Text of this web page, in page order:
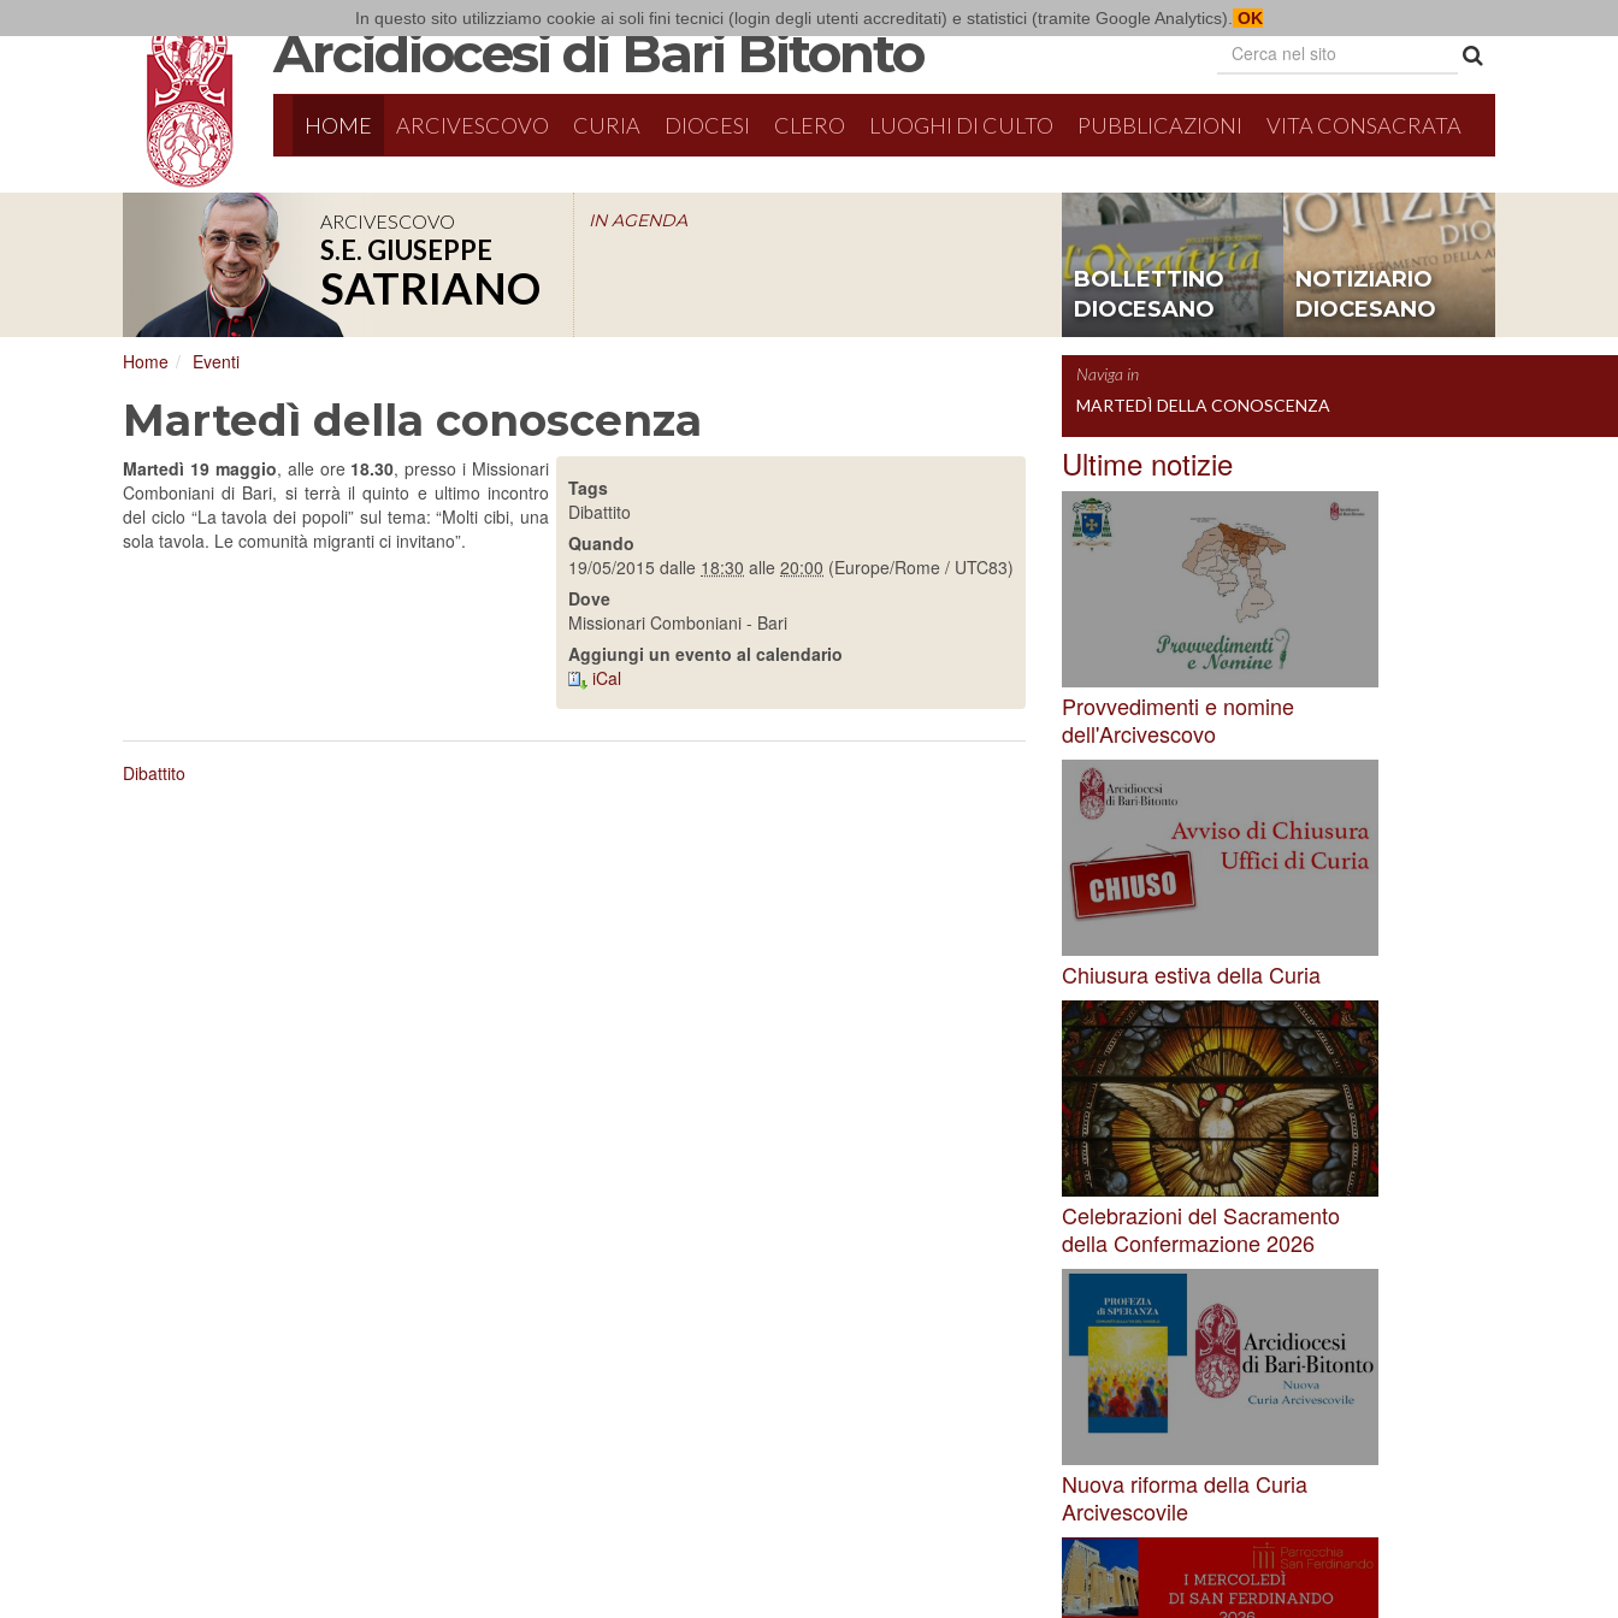
In questo sito utilizziamo cookie ai soli fini tecnici (login degli utenti accreditati) e statistici (tramite Google Analytics). OK
Arcidiocesi di Bari Bitonto
HOME ARCIVESCOVO CURIA DIOCESI CLERO LUOGHI DI CULTO PUBBLICAZIONI VITA CONSACRATA
ARCIVESCOVO
S.E. GIUSEPPE
SATRIANO
IN AGENDA
BOLLETTINO
DIOCESANO
NOTIZIARIO
DIOCESANO
Home Eventi
Martedì della conoscenza
Tags
Dibattito
Quando
19/05/2015 dalle 18:30 alle 20:00 (Europe/Rome / UTC83)
Dove
Missionari Comboniani - Bari
Aggiungi un evento al calendario
iCal
Martedì 19 maggio, alle ore 18.30, presso i Missionari
Comboniani di Bari, si terrà il quinto e ultimo incontro
del ciclo “La tavola dei popoli” sul tema: “Molti cibi, una
sola tavola. Le comunità migranti ci invitano”.
Dibattito
Naviga in
MARTEDÌ DELLA CONOSCENZA
Ultime notizie
Provvedimenti e nomine
dell'Arcivescovo
Chiusura estiva della Curia
Celebrazioni del Sacramento
della Confermazione 2026
Nuova riforma della Curia
Arcivescovile